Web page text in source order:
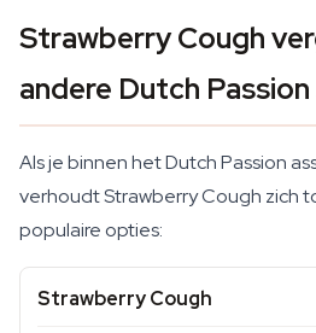
Strawberry Cough
andere Dutch
Als je binnen het Dutch Passion
verhoudt Strawberry Cough zich
populaire opties:
Strawberry Cough